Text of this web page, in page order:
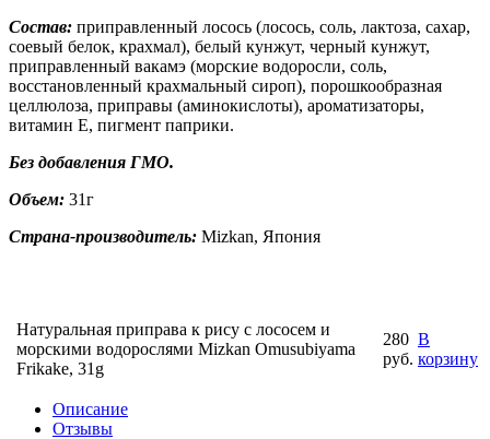
Состав: приправленный лосось (лосось, соль, лактоза, сахар,
соевый белок, крахмал), белый кунжут, черный кунжут,
приправленный вакамэ (морские водоросли, соль,
восстановленный крахмальный сироп), порошкообразная
целлюлоза, приправы (аминокислоты), ароматизаторы,
витамин Е, пигмент паприки.
Без добавления ГМО.
Объем: 31г
Страна-производитель: Mizkan, Япония
Натуральная приправа к рису с лососем и
морскими водорослями Mizkan Omusubiyama
Frikake, 31g
280
руб.
В
корзину
Описание
Отзывы